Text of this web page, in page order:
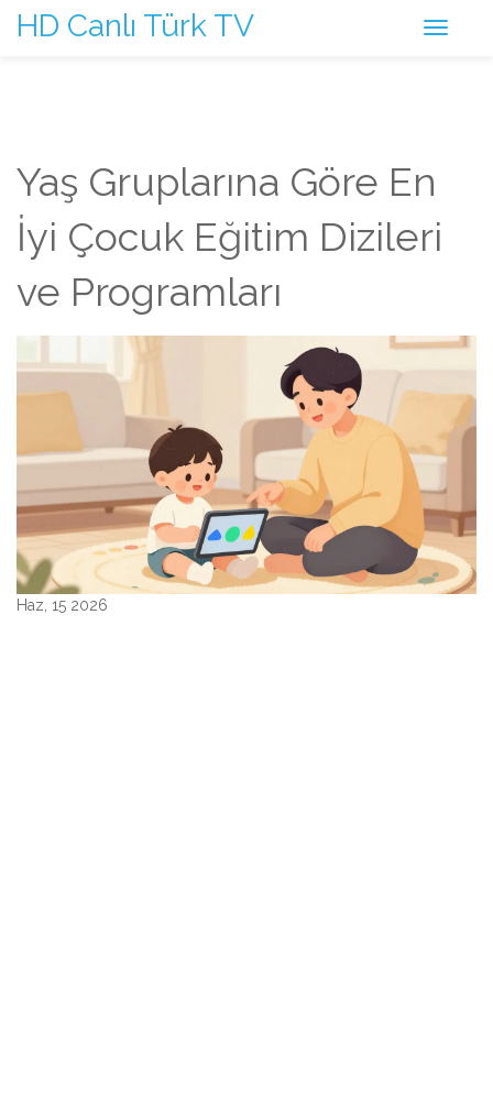
HD Canlı Türk TV
Yaş Gruplarına Göre En
İyi Çocuk Eğitim Dizileri
ve Programları
Haz, 15 2026